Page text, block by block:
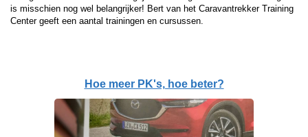
is misschien nog wel belangrijker! Bert van het Caravantrekker Training
Center geeft een aantal trainingen en cursussen.
Hoe meer PK's, hoe beter?